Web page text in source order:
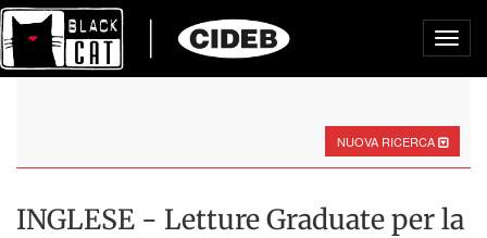
NUOVA RICERCA
INGLESE - Letture Graduate per la